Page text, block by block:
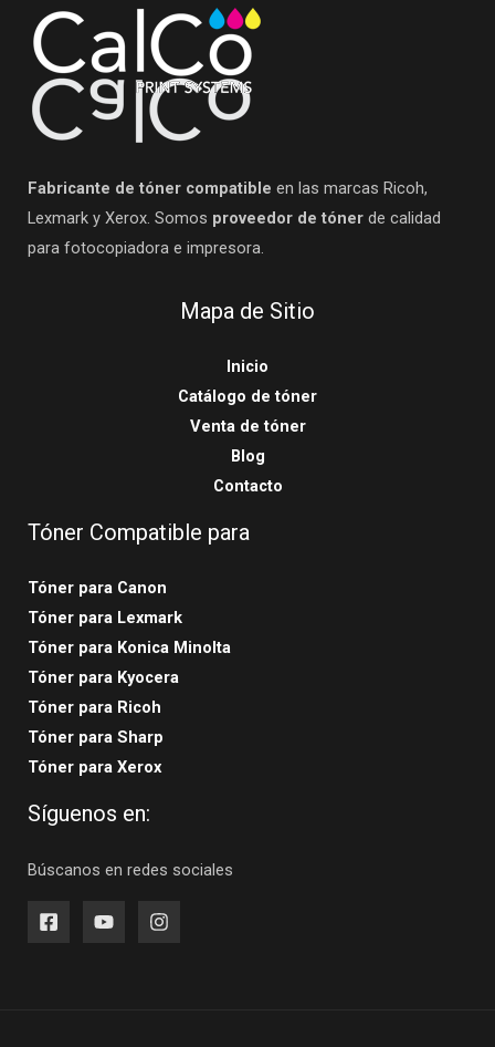
Fabricante de tóner compatible en las marcas Ricoh,
Lexmark y Xerox. Somos proveedor de tóner de calidad
para fotocopiadora e impresora.
Mapa de Sitio
Inicio
Catálogo de tóner
Venta de tóner
Blog
Contacto
Tóner Compatible para
Tóner para Canon
Tóner para Lexmark
Tóner para Konica Minolta
Tóner para Kyocera
Tóner para Ricoh
Tóner para Sharp
Tóner para Xerox
Síguenos en:
Búscanos en redes sociales